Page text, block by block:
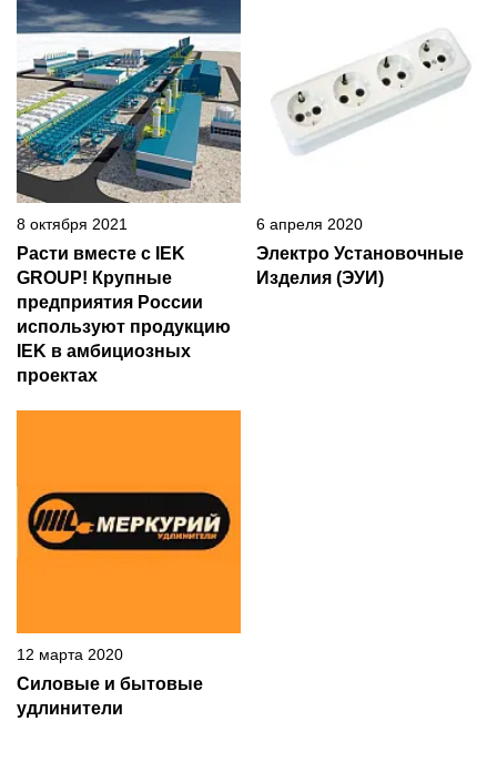
8 октября 2021
Расти вместе с IEK
GROUP! Крупные
предприятия России
используют продукцию
IEK в амбициозных
проектах
6 апреля 2020
Электро Установочные
Изделия (ЭУИ)
12 марта 2020
Силовые и бытовые
удлинители